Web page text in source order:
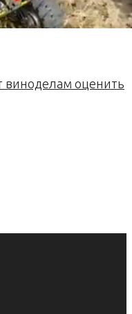
виноделам оценить